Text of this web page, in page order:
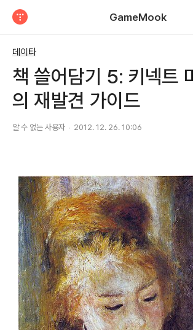
GameMook
데이타
책 쓸어담기 5: 키넥트
의 재발견 가이드
알 수 없는 사용자 2012. 12. 26. 10:06